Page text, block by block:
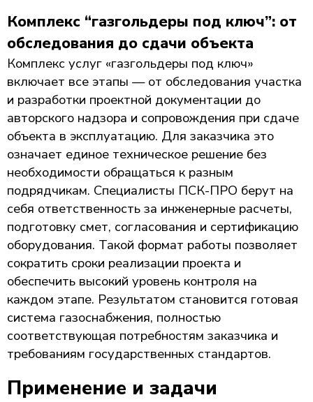
Комплекс “газгольдеры под ключ”: от
обследования до сдачи объекта
Комплекс услуг «газгольдеры под ключ»
включает все этапы — от обследования участка
и разработки проектной документации до
авторского надзора и сопровождения при сдаче
объекта в эксплуатацию. Для заказчика это
означает единое техническое решение без
необходимости обращаться к разным
подрядчикам. Специалисты ПСК-ПРО берут на
себя ответственность за инженерные расчеты,
подготовку смет, согласования и сертификацию
оборудования. Такой формат работы позволяет
сократить сроки реализации проекта и
обеспечить высокий уровень контроля на
каждом этапе. Результатом становится готовая
система газоснабжения, полностью
соответствующая потребностям заказчика и
требованиям государственных стандартов.
Применение и задачи